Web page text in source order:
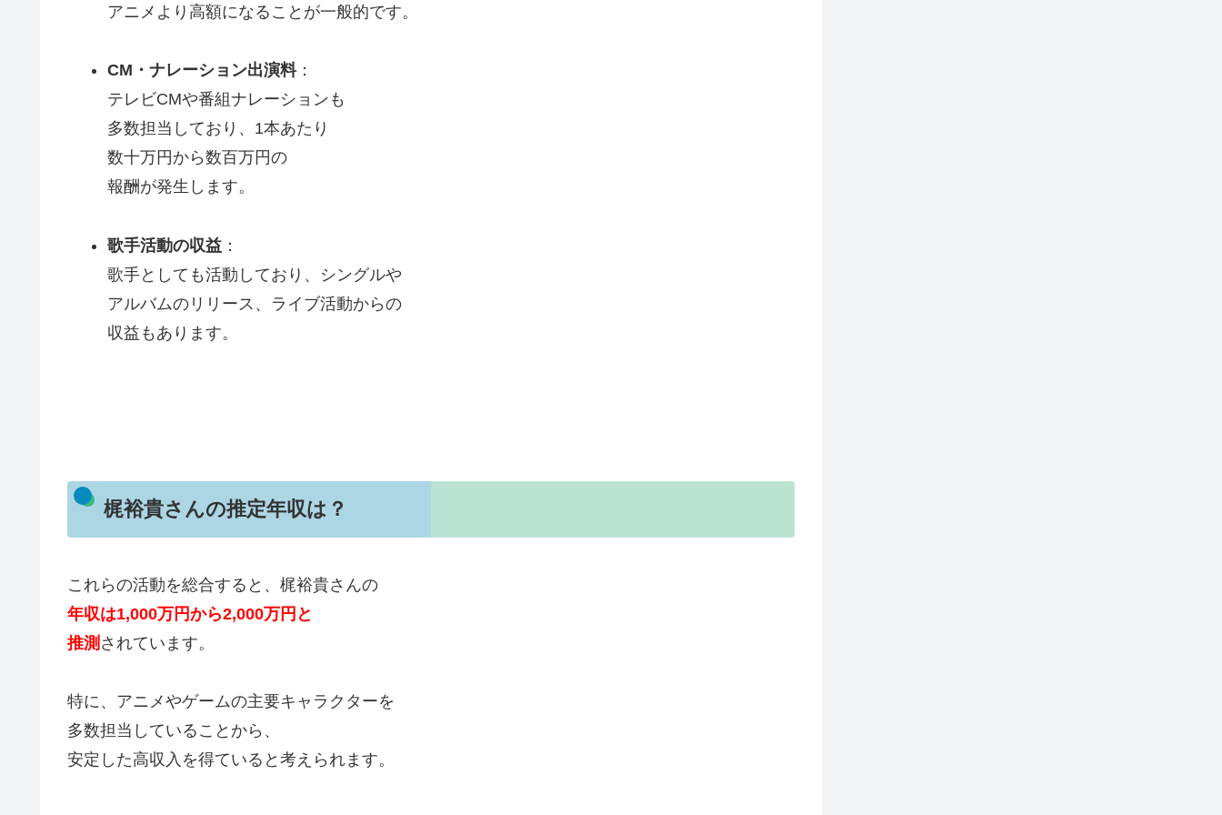
アニメより高額になることが一般的です。
CM・ナレーション出演料：
テレビCMや番組ナレーションも
多数担当しており、1本あたり
数十万円から数百万円の
報酬が発生します。
歌手活動の収益：
歌手としても活動しており、シングルや
アルバムのリリース、ライブ活動からの
収益もあります。
梶裕貴さんの推定年収は？
これらの活動を総合すると、梶裕貴さんの
年収は1,000万円から2,000万円と
推測 されています。
特に、アニメやゲームの主要キャラクターを
多数担当していることから、
安定した高収入を得ていると考えられます。